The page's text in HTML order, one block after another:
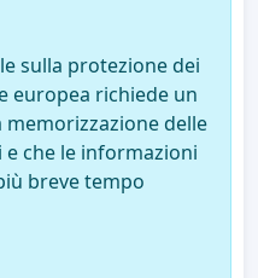
sulla protezione dei
europea richiede un
delle
che le informazioni
breve tempo